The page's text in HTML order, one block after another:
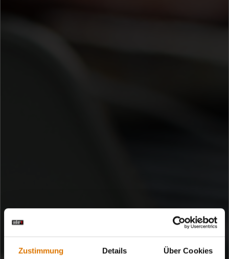
Zustimmung Details Über Cookies
SMARTE GADGETS